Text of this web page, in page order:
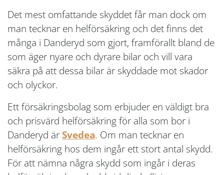
Det mest omfattande skyddet får man dock om
man tecknar en helförsäkring och det finns det
många i Danderyd som gjort, framförallt bland de
som äger nyare och dyrare bilar och vill vara
säkra på att dessa bilar är skyddade mot skador
och olyckor.
Ett försäkringsbolag som erbjuder en väldigt bra
och prisvärd helförsäkring för alla som bor i
Danderyd är Svedea. Om man tecknar en
helförsäkring hos dem ingår ett stort antal skydd.
För att nämna några skydd som ingår i deras